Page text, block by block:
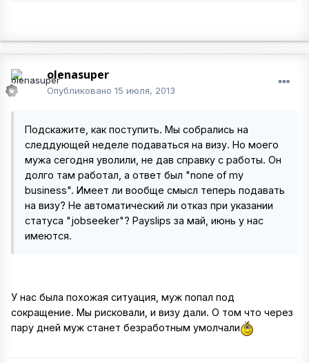
olenasuper
Опубликовано 15 июля, 2013
Подскажите, как поступить. Мы собрались на
следдующей неделе подаваться на визу. Но моего
мужа сегодня уволили, не дав справку с работы. Он
долго там работал, а ответ был "none of my
business". Имеет ли вообще смысл теперь подавать
на визу? Не автоматический ли отказ при указании
статуса "jobseeker"? Payslips за май, июнь у нас
имеются.
У нас была похожая ситуация, муж попал под
сокращение. Мы рисковали, и визу дали. О том что через
пару дней муж станет безработным умолчали